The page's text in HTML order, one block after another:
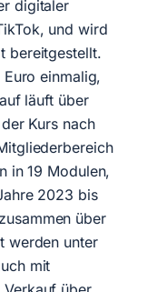
digitaler
und wird
bereitgestellt.
einmalig,
läuft über
Kurs nach
in 19 Modulen,
2023 bis
über
werden unter
mit